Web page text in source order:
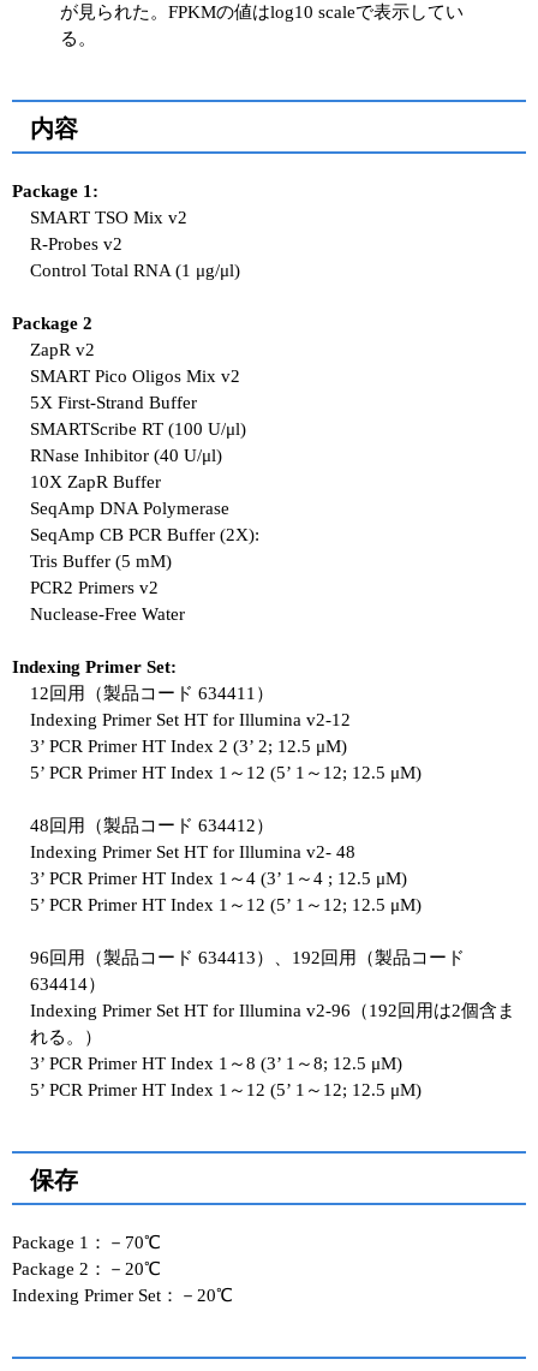
が見られた。FPKMの値はlog10 scaleで表示してい
る。
内容
Package 1:
SMART TSO Mix v2
R-Probes v2
Control Total RNA (1 μg/μl)
Package 2
ZapR v2
SMART Pico Oligos Mix v2
5X First-Strand Buffer
SMARTScribe RT (100 U/μl)
RNase Inhibitor (40 U/μl)
10X ZapR Buffer
SeqAmp DNA Polymerase
SeqAmp CB PCR Buffer (2X):
Tris Buffer (5 mM)
PCR2 Primers v2
Nuclease-Free Water
Indexing Primer Set:
12回用（製品コード 634411）
Indexing Primer Set HT for Illumina v2-12
3’ PCR Primer HT Index 2 (3’ 2; 12.5 μM)
5’ PCR Primer HT Index 1～12 (5’ 1～12; 12.5 μM)
48回用（製品コード 634412）
Indexing Primer Set HT for Illumina v2- 48
3’ PCR Primer HT Index 1～4 (3’ 1～4 ; 12.5 μM)
5’ PCR Primer HT Index 1～12 (5’ 1～12; 12.5 μM)
96回用（製品コード 634413）、192回用（製品コード
634414）
Indexing Primer Set HT for Illumina v2-96（192回用は2個含ま
れる。）
3’ PCR Primer HT Index 1～8 (3’ 1～8; 12.5 μM)
5’ PCR Primer HT Index 1～12 (5’ 1～12; 12.5 μM)
保存
Package 1：－70℃
Package 2：－20℃
Indexing Primer Set：－20℃